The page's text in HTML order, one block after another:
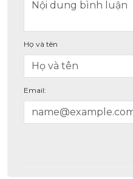
Họ và tên
Email: